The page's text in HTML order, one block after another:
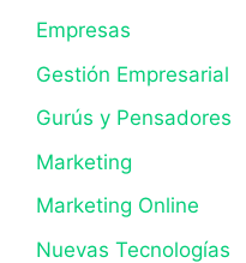
Empresas
Gestión Empresarial
Gurús y Pensadores
Marketing
Marketing Online
Nuevas Tecnologías